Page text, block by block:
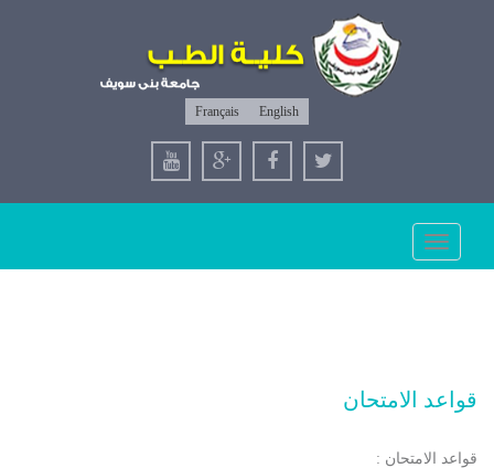
English
Français
Toggle
navigation
قواعد الامتحان
قواعد الامتحان :